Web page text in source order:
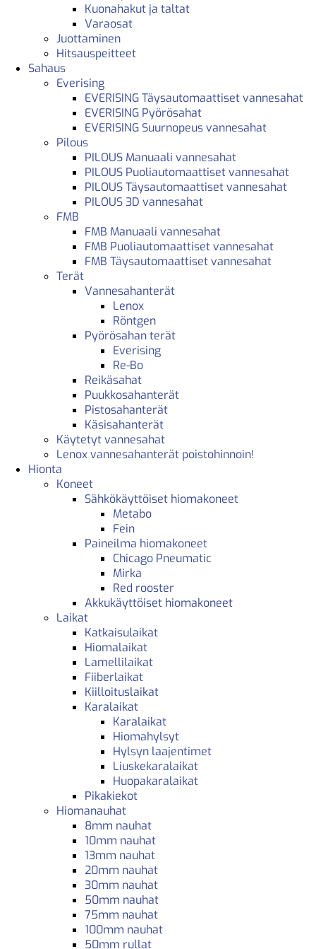
Kuonahakut ja taltat
Varaosat
Juottaminen
Hitsauspeitteet
Sahaus
Everising
EVERISING Täysautomaattiset vannesahat
EVERISING Pyörösahat
EVERISING Suurnopeus vannesahat
Pilous
PILOUS Manuaali vannesahat
PILOUS Puoliautomaattiset vannesahat
PILOUS Täysautomaattiset vannesahat
PILOUS 3D vannesahat
FMB
FMB Manuaali vannesahat
FMB Puoliautomaattiset vannesahat
FMB Täysautomaattiset vannesahat
Terät
Vannesahanterät
Lenox
Röntgen
Pyörösahan terät
Everising
Re-Bo
Reikäsahat
Puukkosahanterät
Pistosahanterät
Käsisahanterät
Käytetyt vannesahat
Lenox vannesahanterät poistohinnoin!
Hionta
Koneet
Sähkökäyttöiset hiomakoneet
Metabo
Fein
Paineilma hiomakoneet
Chicago Pneumatic
Mirka
Red rooster
Akkukäyttöiset hiomakoneet
Laikat
Katkaisulaikat
Hiomalaikat
Lamellilaikat
Fiiberlaikat
Kiilloituslaikat
Karalaikat
Karalaikat
Hiomahylsyt
Hylsyn laajentimet
Liuskekaralaikat
Huopakaralaikat
Pikakiekot
Hiomanauhat
8mm nauhat
10mm nauhat
13mm nauhat
20mm nauhat
30mm nauhat
50mm nauhat
75mm nauhat
100mm nauhat
50mm rullat